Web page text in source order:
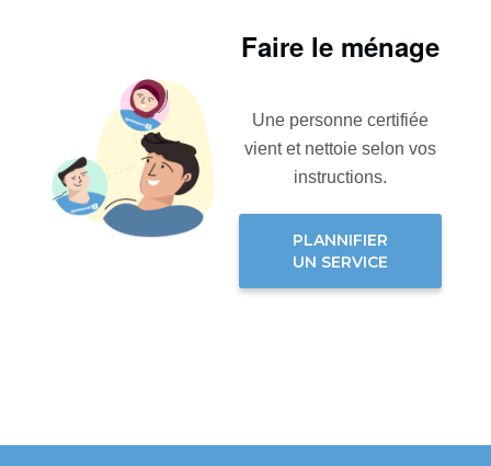
Faire le ménage
Une personne certifiée
vient et nettoie selon vos
instructions.
PLANNIFIER
UN SERVICE